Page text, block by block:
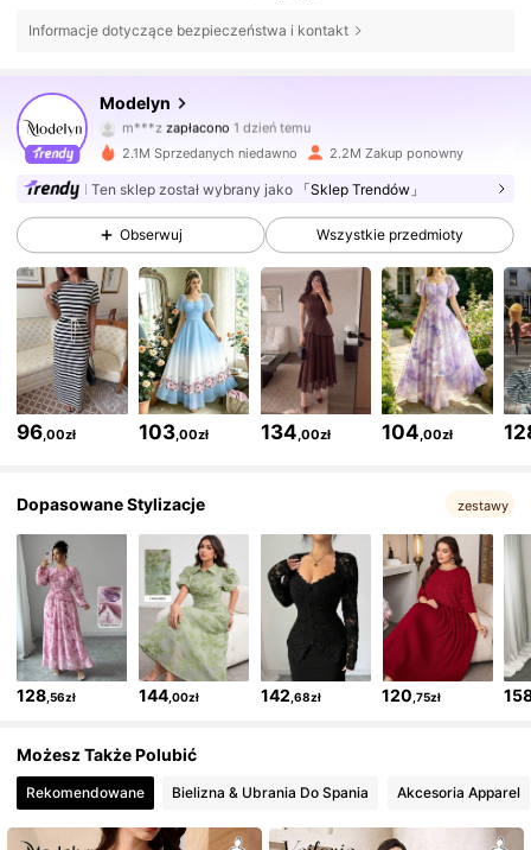
Informacje dotyczące bezpieczeństwa i kontakt
Modelyn
4,85
m***zzapłacono
m***9 zaobserwował(-a)1 godzin(y) temu
4,85 1.2M Obserwujący
4,85 1.2M Obserwujący
4,85 1.2M Obserwujący
1.2M Obserwujący
4,85 1.2M Obserwujący
4,85
2.1M Sprzedanych niedawno 2.2M Zakup ponowny
Ten sklep został wybrany jako 「Sklep Trendów」
Obserwuj Wszystkie przedmioty
96,00zł 103,00zł 134,00zł 104,00zł
Dopasowane Stylizacje zestawy
128 ,56zł 144 ,00zł 142 ,68zł 120 ,75zł
Możesz Także Polubić
Rekomendowane Bielizna & Ubrania Do Spania Akcesoria Apparel